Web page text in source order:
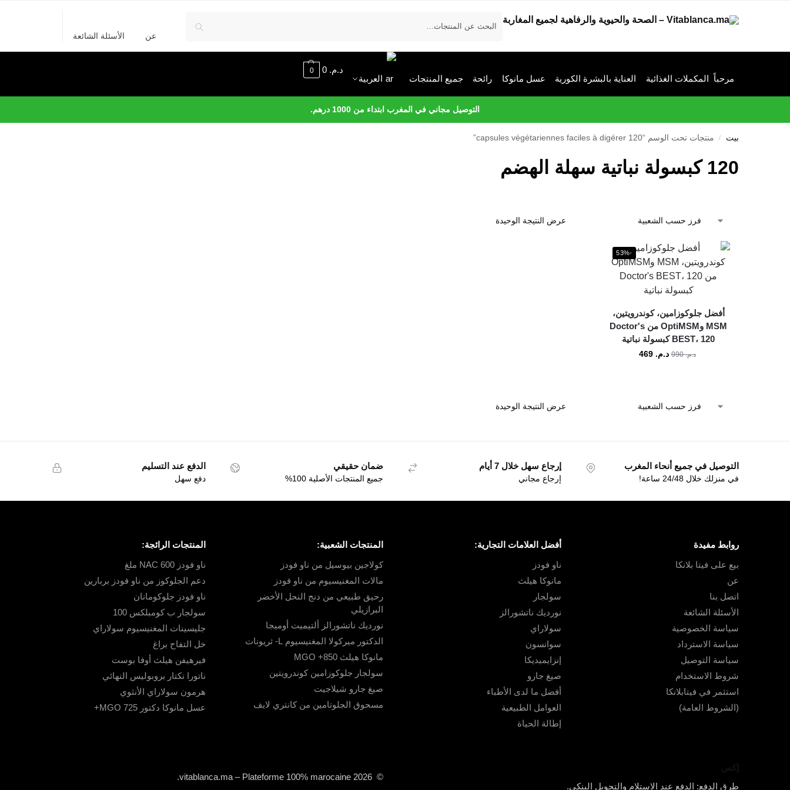
عن الأسئلة الشائعة
مرحباً المكملات الغذائية العناية بالبشرة الكورية عسل مانوكا رائحة جميع المنتجات العربية
د.م. 0
0
التوصيل مجاني في المغرب ابتداء من 1000 درهم.
بيت / منتجات تحت الوسم “120 capsules végétariennes faciles à digérer”
120 كبسولة نباتية سهلة الهضم
عرض النتيجة الوحيدة
-53%
أفضل جلوكوزامين، كوندرويتين،
MSM وOptiMSM من Doctor's
BEST، 120 كبسولة نباتية
د.م.990 د.م. 469
عرض النتيجة الوحيدة
التوصيل في جميع أنحاء المغرب
في منزلك خلال 24/48 ساعة!
إرجاع سهل خلال 7 أيام
إرجاع مجاني
ضمان حقيقي
جميع المنتجات الأصلية 100%
الدفع عند التسليم
دفع سهل
روابط مفيدة
بيع على فيتا بلانكا
عن
اتصل بنا
الأسئلة الشائعة
سياسة الخصوصية
سياسة الاسترداد
سياسة التوصيل
شروط الاستخدام
استثمر في فيتابلانكا
(الشروط العامة)
أفضل العلامات التجارية:
ناو فودز
مانوكا هيلث
سولجار
نورديك ناتشورالز
سولاراي
سوانسون
إنزايميديكا
صيغ جارو
أفضل ما لدى الأطباء
العوامل الطبيعية
إطالة الحياة
المنتجات الشعبية:
كولاجين بيوسيل من ناو فودز
مالات المغنيسيوم من ناو فودز
رحيق طبيعي من دنج النحل الأخضر
البرازيلي
نورديك ناتشورالز ألتيميت أوميجا
الدكتور ميركولا المغنيسيوم L- ثريونات
مانوكا هيلث 850+ MGO
سولجار جلوكوزامين كوندرويتين
صيغ جارو شيلاجيت
مسحوق الجلوتامين من كانتري لايف
المنتجات الرائجة:
ناو فودز NAC 600 ملغ
دعم الجلوكوز من ناو فودز بربارين
ناو فودز جلوكومانان
سولجار ب كومبلكس 100
جليسينات المغنيسيوم سولاراي
خل التفاح براغ
فيرهيفن هيلث أوفا بوست
ناتورا نكتار بروبوليس النهائي
هرمون سولاراي الأنثوي
عسل مانوكا دكتور MGO 725+
طرق الدفع: الدفع عند الاستلام والتحويل البنكي.
© 2026 vitablanca.ma – Plateforme 100% marocaine.